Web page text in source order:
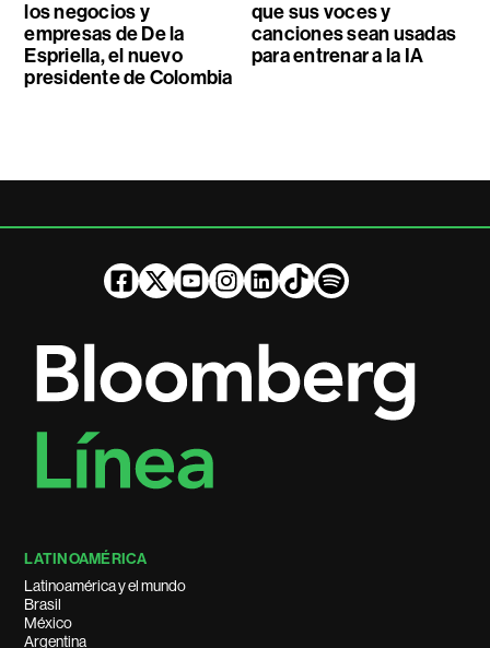
los negocios y
empresas de De la
Espriella, el nuevo
presidente de Colombia
que sus voces y
canciones sean usadas
para entrenar a la IA
LATINOAMÉRICA
Latinoamérica y el mundo
Brasil
México
Argentina